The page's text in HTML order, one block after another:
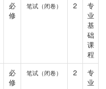
必
修
笔试（闭卷） 2
专
业
基
础
课
程
必
修
笔试（闭卷） 2
专
业